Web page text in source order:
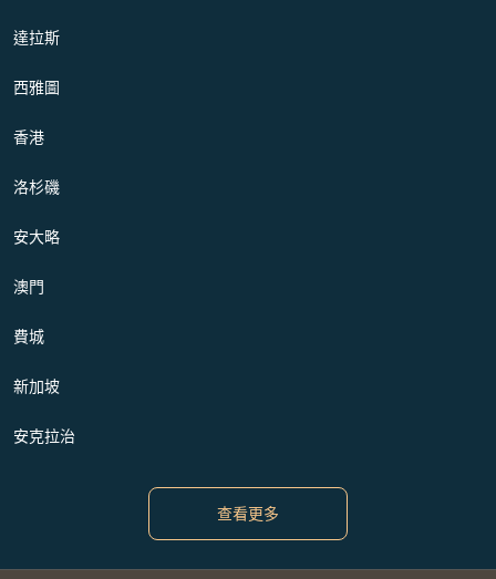
達拉斯
西雅圖
香港
洛杉磯
安大略
澳門
費城
新加坡
安克拉治
查看更多